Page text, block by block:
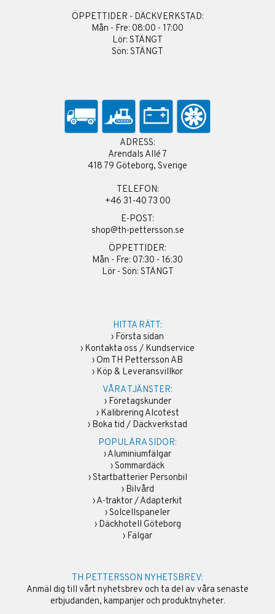
ÖPPETTIDER - DÄCKVERKSTAD:
Mån - Fre: 08:00 - 17:00
Lör: STÄNGT
Sön: STÄNGT
ADRESS:
Arendals Allé 7
418 79 Göteborg, Sverige
TELEFON:
+46 31-40 73 00
E-POST:
shop@th-pettersson.se
ÖPPETTIDER:
Mån - Fre: 07:30 - 16:30
Lör - Sön: STÄNGT
HITTA RÄTT:
› Första sidan
› Kontakta oss / Kundservice
› Om TH Pettersson AB
› Köp & Leveransvillkor
VÅRA TJÄNSTER:
› Företagskunder
› Kalibrering Alcotest
› Boka tid / Däckverkstad
POPULÄRA SIDOR:
›Aluminiumfälgar
›Sommardäck
›Startbatterier Personbil
› Bilvård
›A-traktor / Adapterkit
›Solcellspaneler
› Däckhotell Göteborg
› Fälgar
TH PETTERSSON NYHETSBREV:
Anmäl dig till vårt nyhetsbrev och ta del av våra senaste
erbjudanden, kampanjer och produktnyheter.